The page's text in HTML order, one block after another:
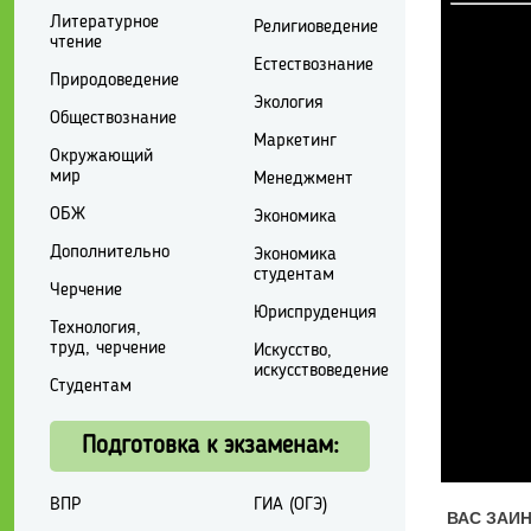
Литературное
чтение
Природоведение
Обществознание
Окружающий
мир
ОБЖ
Дополнительно
Черчение
Технология,
труд, черчение
Студентам
Религиоведение
Естествознание
Экология
Маркетинг
Менеджмент
Экономика
Экономика
студентам
Юриспруденция
Искусство,
искусствоведение
Подготовка к экзаменам:
ВПР
ГИА (ОГЭ)